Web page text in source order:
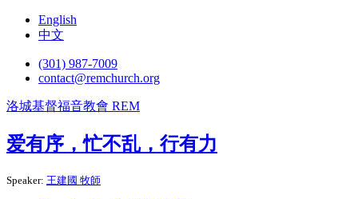
English
中文
(301) 987-7009
contact@remchurch.org
洛城基督福音教會 REM
爱有序，忙不乱，行有力
Speaker: 王建國 牧師